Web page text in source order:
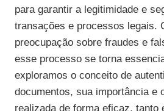
para garantir a legitimidade e
transações e processos legais.
preocupação sobre fraudes e
esse processo se torna
exploramos o conceito de
documentos, sua importância e
realizada de forma eficaz, tanto